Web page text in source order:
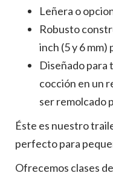
Leñera o
Robusto
inch (5 y 6 mm)
Diseñado para
cocción en un
ser remolcado
Éste es nuestro
perfecto para
Ofrecemos clases